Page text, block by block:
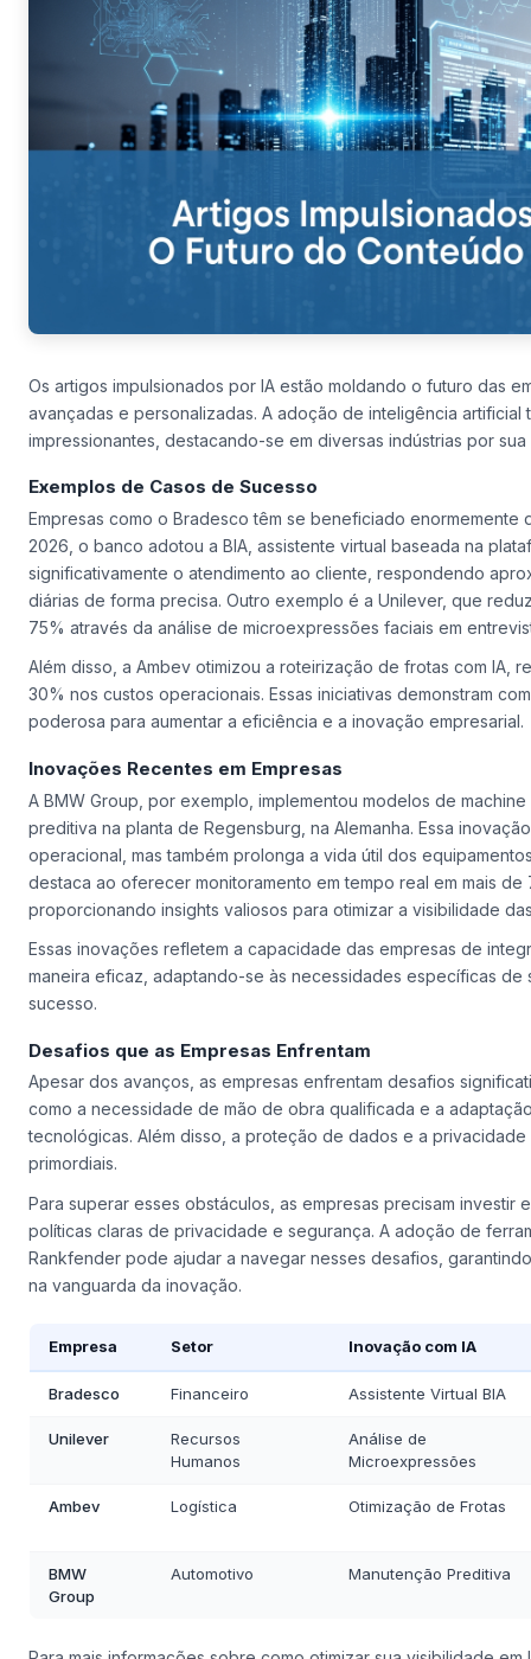
Os artigos impulsionados por IA estão moldando o futuro das
avançadas e personalizadas. A adoção de inteligência
impressionantes, destacando-se em diversas indústrias por
Exemplos de Casos de Sucesso
Empresas como o Bradesco têm se beneficiado enormemente
2026, o banco adotou a BIA, assistente virtual baseada na
significativamente o atendimento ao cliente, respondendo
diárias de forma precisa. Outro exemplo é a Unilever, que
75% através da análise de microexpressões faciais em
Além disso, a Ambev otimizou a roteirização de frotas com IA,
30% nos custos operacionais. Essas iniciativas demonstram
poderosa para aumentar a eficiência e a inovação empresarial.
Inovações Recentes em Empresas
A BMW Group, por exemplo, implementou modelos de
preditiva na planta de Regensburg, na Alemanha. Essa
operacional, mas também prolonga a vida útil dos
destaca ao oferecer monitoramento em tempo real em mais de
proporcionando insights valiosos para otimizar a visibilidade
Essas inovações refletem a capacidade das empresas de
maneira eficaz, adaptando-se às necessidades específicas de
sucesso.
Desafios que as Empresas Enfrentam
Apesar dos avanços, as empresas enfrentam desafios
como a necessidade de mão de obra qualificada e a
tecnológicas. Além disso, a proteção de dados e a
primordiais.
Para superar esses obstáculos, as empresas precisam investir
políticas claras de privacidade e segurança. A adoção de
Rankfender pode ajudar a navegar nesses desafios,
na vanguarda da inovação.
Empresa Setor Inovação com IA
Bradesco Financeiro Assistente Virtual BIA
Unilever
Recursos
Humanos
Análise de
Microexpressões
Ambev Logística Otimização de Frotas
BMW
Group
Automotivo Manutenção Preditiva